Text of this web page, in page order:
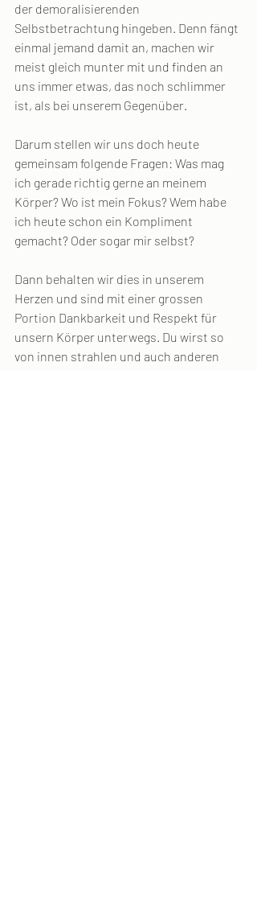
der demoralisierenden
Selbstbetrachtung hingeben. Denn fängt
einmal jemand damit an, machen wir
meist gleich munter mit und finden an
uns immer etwas, das noch schlimmer
ist, als bei unserem Gegenüber.
Darum stellen wir uns doch heute
gemeinsam folgende Fragen: Was mag
ich gerade richtig gerne an meinem
Körper? Wo ist mein Fokus? Wem habe
ich heute schon ein Kompliment
gemacht? Oder sogar mir selbst?
Dann behalten wir dies in unserem
Herzen und sind mit einer grossen
Portion Dankbarkeit und Respekt für
unsern Körper unterwegs. Du wirst so
von innen strahlen und auch anderen